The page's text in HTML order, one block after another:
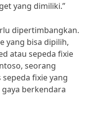
yang dimiliki.”
dipertimbangkan.
yang bisa dipilih,
atau sepeda fixie
seorang
sepeda fixie yang
berkendara